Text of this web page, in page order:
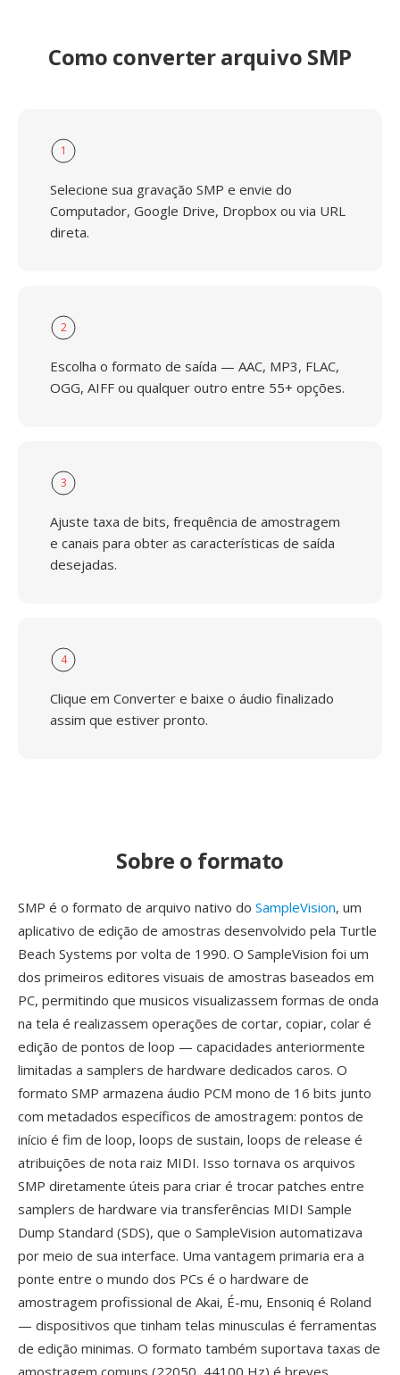
Como converter arquivo SMP
1
Selecione sua gravação SMP e envie do
Computador, Google Drive, Dropbox ou via URL
direta.
2
Escolha o formato de saída — AAC, MP3, FLAC,
OGG, AIFF ou qualquer outro entre 55+ opções.
3
Ajuste taxa de bits, frequência de amostragem
e canais para obter as características de saída
desejadas.
4
Clique em Converter e baixe o áudio finalizado
assim que estiver pronto.
Sobre o formato
SMP é o formato de arquivo nativo do SampleVision, um
aplicativo de edição de amostras desenvolvido pela Turtle
Beach Systems por volta de 1990. O SampleVision foi um
dos primeiros editores visuais de amostras baseados em
PC, permitindo que musicos visualizassem formas de onda
na tela é realizassem operações de cortar, copiar, colar é
edição de pontos de loop — capacidades anteriormente
limitadas a samplers de hardware dedicados caros. O
formato SMP armazena áudio PCM mono de 16 bits junto
com metadados específicos de amostragem: pontos de
início é fim de loop, loops de sustain, loops de release é
atribuições de nota raiz MIDI. Isso tornava os arquivos
SMP diretamente úteis para criar é trocar patches entre
samplers de hardware via transferências MIDI Sample
Dump Standard (SDS), que o SampleVision automatizava
por meio de sua interface. Uma vantagem primaria era a
ponte entre o mundo dos PCs é o hardware de
amostragem profissional de Akai, É-mu, Ensoniq é Roland
— dispositivos que tinham telas minusculas é ferramentas
de edição minimas. O formato também suportava taxas de
amostragem comuns (22050, 44100 Hz) é breves